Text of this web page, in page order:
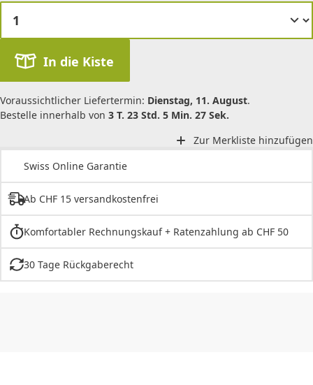
In die Kiste
Voraussichtlicher Liefertermin: Dienstag, 11. August.
Bestelle innerhalb von 3 T. 23 Std. 5 Min. 27 Sek.
Zur Merkliste hinzufügen
Swiss Online Garantie
Ab CHF 15 versandkostenfrei
Komfortabler Rechnungskauf + Ratenzahlung ab CHF 50
30 Tage Rückgaberecht